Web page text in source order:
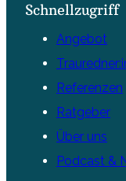
Schnellzugriff
Angebot
Referenzen
Ratgeber
Über uns
Podcast &